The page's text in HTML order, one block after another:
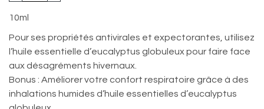
10ml
Pour ses propriétés antivirales et expectorantes, utilisez
l’huile essentielle d’eucalyptus globuleux pour faire face
aux désagréments hivernaux.
Bonus : Améliorer votre confort respiratoire grâce à des
inhalations humides d’huile essentielles d’eucalyptus